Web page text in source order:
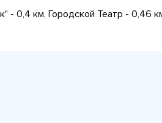
- 0,4 км, Городской Театр - 0,46